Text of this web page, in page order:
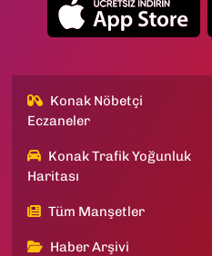
Konak Nöbetçi
Eczaneler
Konak Trafik Yoğunluk
Haritası
Tüm Manşetler
Haber Arşivi